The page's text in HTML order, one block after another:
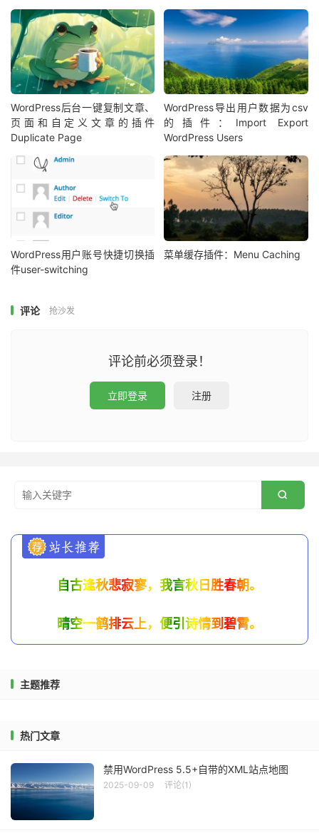
2、安装启用后，在后台的左侧点击“CompressX”选项卡进
入对应的配置界面进行设置。
WordPress后台一键复制文章、
页面和自定义文章的插件
Duplicate Page
WordPress导出用户数据为csv
的插件：Import Export
WordPress Users
WordPress用户账号快捷切换插
件user-switching
菜单缓存插件：Menu Caching
评论 抢沙发
评论前必须登录！
立即登录 注册

自古逢秋悲寂寥，我言秋日胜春朝。
晴空一鹤排云上，便引诗情到碧霄。
主题推荐
热门文章
禁用WordPress 5.5+自带的XML站点地图
2025-09-09 评论(1)